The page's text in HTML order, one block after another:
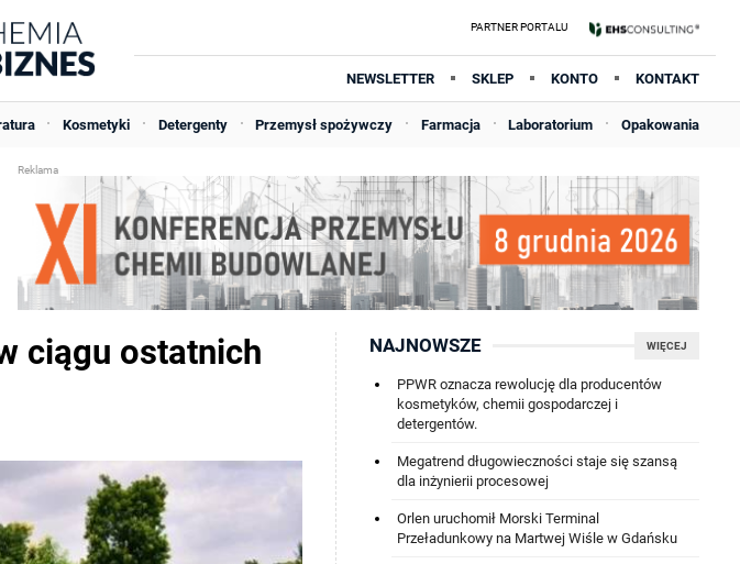
NEWSLETTER SKLEP KONTO KONTAKT
Kosmetyki Detergenty Przemysł spożywczy Farmacja Laboratorium Opakowania
ciągu ostatnich
WIĘCEJ
NAJNOWSZE
PPWR oznacza rewolucję dla producentów
kosmetyków, chemii gospodarczej i
detergentów.
Megatrend długowieczności staje się szansą
dla inżynierii procesowej
Orlen uruchomił Morski Terminal
Przeładunkowy na Martwej Wiśle w Gdańsku